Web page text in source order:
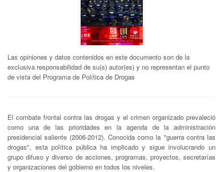
Las opiniones y datos contenidos en este documento son de la
exclusiva responsabilidad de su(s) autor(es) y no representan el punto
de vista del Programa de Política de Drogas
El combate frontal contra las drogas y el crimen organizado prevaleció
como una de las prioridades en la agenda de la administración
presidencial saliente (2006-2012). Conocida como la "guerra contra las
drogas", esta política pública ha implicado y sigue involucrando un
grupo difuso y diverso de acciones, programas, proyectos, secretarías
y organizaciones del gobierno en todos los niveles.